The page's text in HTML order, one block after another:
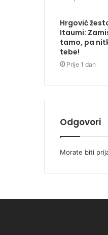
Hrgović
Itaumi:
tamo, pa
tebe!
Prije 1 dan
Odgovori
Morate biti